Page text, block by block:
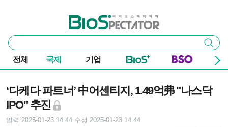
바이오스펙테이터
통
합
검
색
검색
전체 국제 기업
‘다케다 파트너’ 中어센티지, 1.49억弗 "나스닥
IPO" 추진
입력 2025-01-23 14:44 수정 2025-01-23 14:44